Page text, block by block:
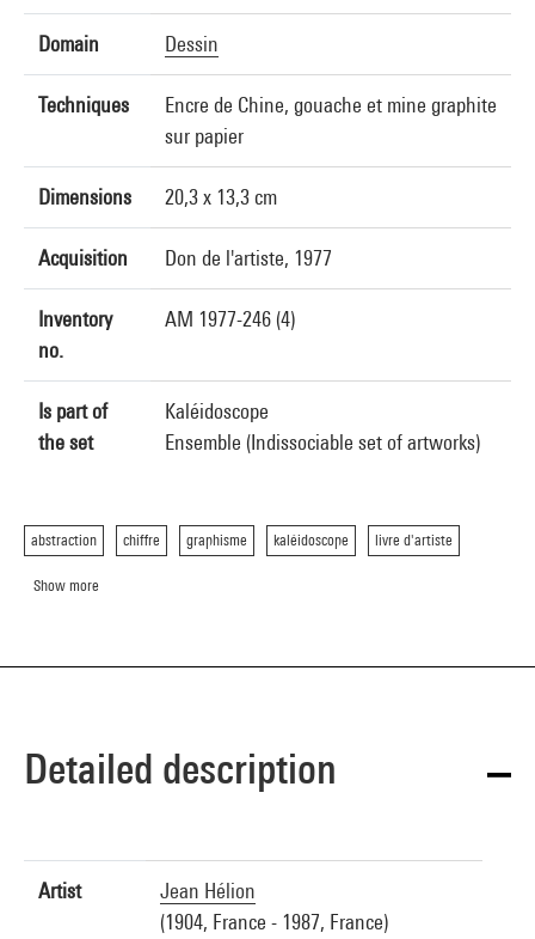
Domain Dessin
Techniques
Encre de Chine, gouache et mine graphite
sur papier
Dimensions 20,3 x 13,3 cm
Acquisition Don de l'artiste, 1977
Inventory
no.
AM 1977-246 (4)
Is part of
the set
Kaléidoscope
Ensemble (Indissociable set of artworks)
abstraction chiffre graphisme kaléidoscope livre d'artiste
Show more
Detailed description
Artist
Jean Hélion
(1904, France - 1987, France)